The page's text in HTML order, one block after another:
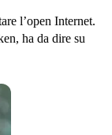
l’open Internet.
ha da dire su